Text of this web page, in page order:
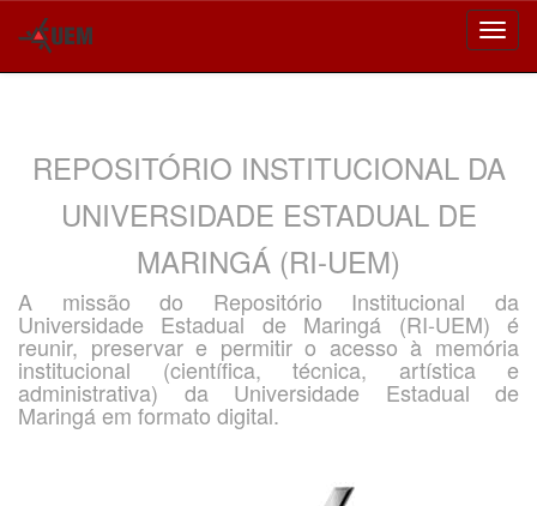
REPOSITÓRIO INSTITUCIONAL DA
UNIVERSIDADE ESTADUAL DE
MARINGÁ (RI-UEM)
A missão do Repositório Institucional da
Universidade Estadual de Maringá (RI-UEM) é
reunir, preservar e permitir o acesso à memória
institucional (científica, técnica, artística e
administrativa) da Universidade Estadual de
Maringá em formato digital.